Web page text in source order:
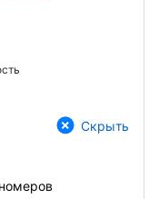
Скрыть